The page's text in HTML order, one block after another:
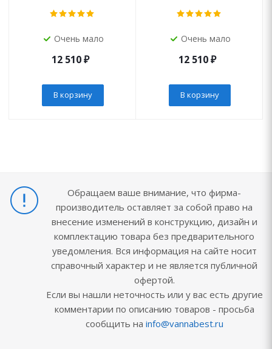
Очень мало
12 510₽
В корзину
Очень мало
12 510₽
В корзину
Обращаем ваше внимание, что фирма-
производитель оставляет за собой право на
внесение изменений в конструкцию, дизайн и
комплектацию товара без предварительного
уведомления. Вся информация на сайте носит
справочный характер и не является публичной
офертой.
Если вы нашли неточность или у вас есть другие
комментарии по описанию товаров - просьба
сообщить на info@vannabest.ru